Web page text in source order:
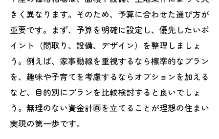
きく異なります。そのため、予算に合わせた選び方が
重要です。まず、予算を明確に設定し、優先したいポ
イント（間取り、設備、デザイン）を整理しましょ
う。例えば、家事動線を重視するなら標準的なプラン
を、趣味や子育てを考慮するならオプションを加える
など、目的別にプランを比較検討すると良いでしょ
う。無理のない資金計画を立てることが理想の住まい
実現の第一歩です。